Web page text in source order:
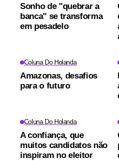
Sonho de "quebrar a
banca" se transforma
em pesadelo
Coluna Do Holanda
Amazonas, desafios
para o futuro
Coluna Do Holanda
A confiança, que
muitos candidatos não
inspiram no eleitor